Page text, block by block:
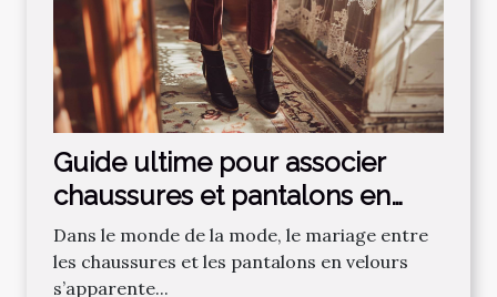
Guide ultime pour associer
chaussures et pantalons en
velours
Dans le monde de la mode, le mariage entre
les chaussures et les pantalons en velours
s’apparente...